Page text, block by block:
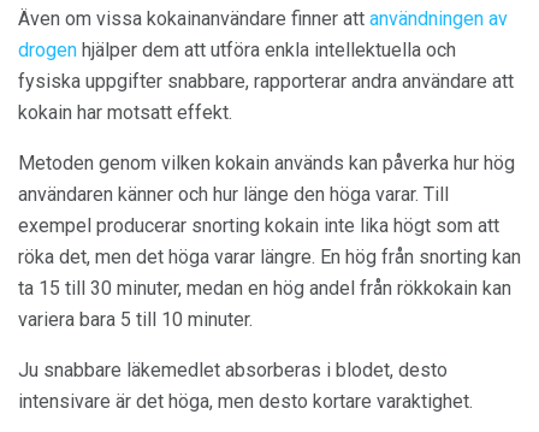
Även om vissa kokainanvändare finner att användningen av
drogen hjälper dem att utföra enkla intellektuella och
fysiska uppgifter snabbare, rapporterar andra användare att
kokain har motsatt effekt.
Metoden genom vilken kokain används kan påverka hur hög
användaren känner och hur länge den höga varar. Till
exempel producerar snorting kokain inte lika högt som att
röka det, men det höga varar längre. En hög från snorting kan
ta 15 till 30 minuter, medan en hög andel från rökkokain kan
variera bara 5 till 10 minuter.
Ju snabbare läkemedlet absorberas i blodet, desto
intensivare är det höga, men desto kortare varaktighet.